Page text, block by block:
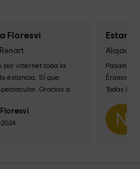
Floresvi
por internet toda la
estancia. SÍ que
Gracias a
Alojado
Pasamos
Éramos
Todas las
N